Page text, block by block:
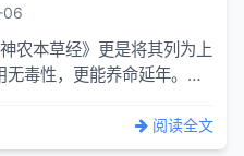
农本草经》更是将其列为上
毒性，更能养命延年。这
阅读全文